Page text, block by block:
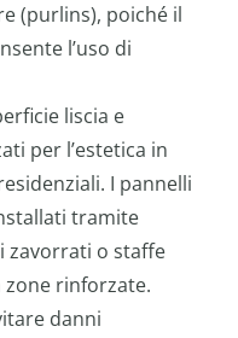
(purlins), poiché il
l’uso di
liscia e
per l’estetica in
I pannelli
tramite
zavorrati o staffe
zone rinforzate.
danni